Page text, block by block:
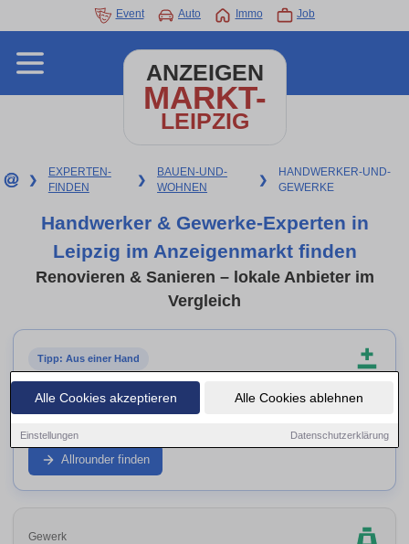
Alle Cookies akzeptieren Alle Cookies ablehnen
Einstellungen Datenschutzerklärung
Event Auto Immo Job
ANZEIGEN
MARKT-
LEIPZIG
❯
EXPERTEN-
FINDEN
❯
BAUEN-UND-
WOHNEN
❯
HANDWERKER-UND-
GEWERKE
Handwerker & Gewerke-Experten in
Leipzig im Anzeigenmarkt finden
Renovieren & Sanieren – lokale Anbieter im
Vergleich
Tipp: Aus einer Hand
Allrounder & Sanierungsbetriebe
Mehr anzeigen
Wenn du mehrere Gewerke aus einer Hand suchst: Finde
Sanierungsbetriebe und Generalunternehmer in
Umbgebungen – ideal für Komplettsanierung, Ausbau,
Allrounder finden
Gewerk